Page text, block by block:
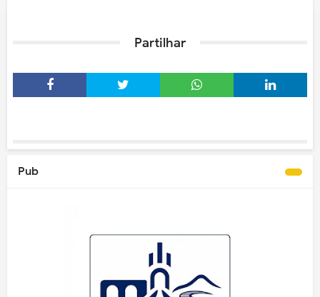
Partilhar
Pub